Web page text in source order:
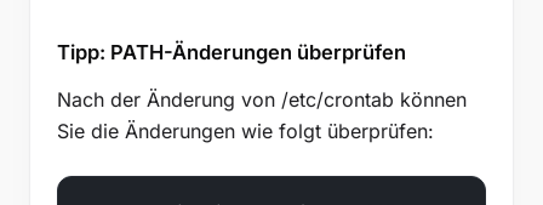
Tipp: PATH-Änderungen überprüfen
Nach der Änderung von /etc/crontab können
Sie die Änderungen wie folgt überprüfen: